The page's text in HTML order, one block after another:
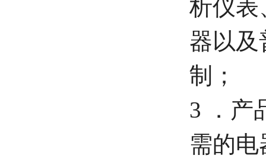
析仪表
器以及
制；
3 ．产
需的